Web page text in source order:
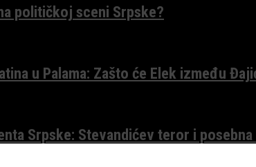
političkoj sceni Srpske?
u Palama: Zašto će Elek između
Srpske: Stevandićev teror i